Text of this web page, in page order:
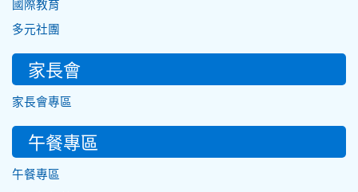
國際教育
多元社團
家長會
家長會專區
午餐專區
午餐專區